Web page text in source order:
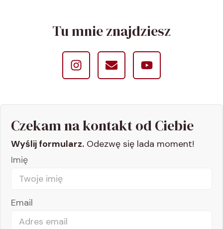
Tu mnie znajdziesz
Czekam na kontakt od Ciebie
Wyślij formularz. Odezwę się lada moment!
Imię
Email